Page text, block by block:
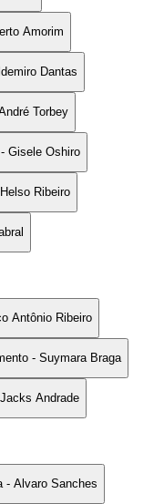
Amorim
Dantas
Torbey
Gisele Oshiro
Ribeiro
Antônio Ribeiro
- Suymara Braga
Andrade
- Alvaro Sanches